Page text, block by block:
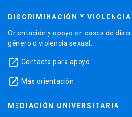
DISCRIMINACIÓN Y VIOLENCIA
Orientación y apoyo en casos de
género o violencia sexual.
launch Contacto para apoyo
launch Más orientación
MEDIACIÓN UNIVERSITARIA